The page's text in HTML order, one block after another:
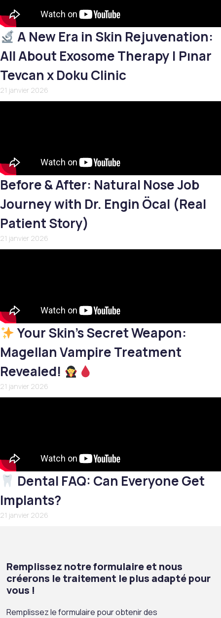
A New Era in Skin Rejuvenation:
All About Exosome Therapy | Pınar
Tevcan x Doku Clinic
21 janvier 2026
Before & After: Natural Nose Job
Journey with Dr. Engin Öcal (Real
Patient Story)
21 janvier 2026
Your Skin’s Secret Weapon:
Magellan Vampire Treatment
Revealed!
21 janvier 2026
Dental FAQ: Can Everyone Get
Implants?
21 janvier 2026
Remplissez notre formulaire et nous
créerons le traitement le plus adapté pour
vous !
Remplissez le formulaire pour obtenir des